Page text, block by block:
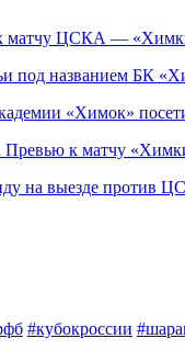
к матчу ЦСКА —
под названием БК
«Химок»
Превью к матчу
на выезде против
#кубокроссии